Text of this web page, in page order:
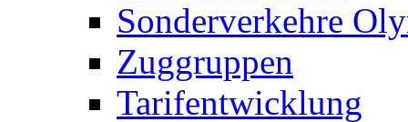
Sonderverkehre
Zuggruppen
Tarifentwicklung